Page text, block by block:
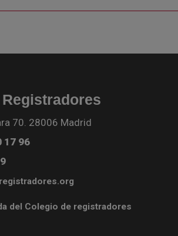
70. 28006 Madrid
17 96
del Colegio de registradores